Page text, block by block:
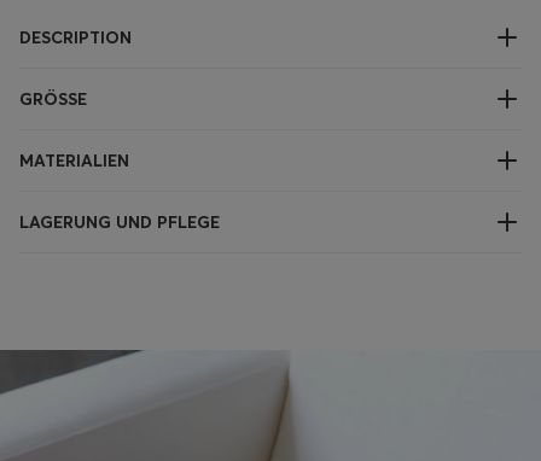
DESCRIPTION
GRÖSSE
MATERIALIEN
LAGERUNG UND PFLEGE